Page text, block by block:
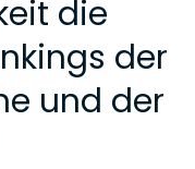
die
der
und der